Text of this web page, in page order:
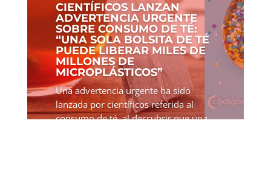
CIENTÍFICOS LANZAN
ADVERTENCIA URGENTE
SOBRE CONSUMO DE TÉ:
“UNA SOLA BOLSITA DE TÉ
PUEDE LIBERAR MILES DE
MILLONES DE
MICROPLÁSTICOS”
Una advertencia urgente ha sido
lanzada por científicos referida al
consumo de té, al descubrir que una